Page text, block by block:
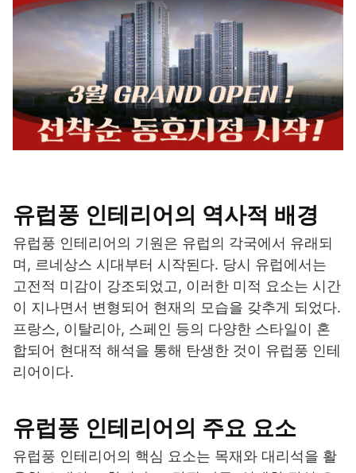
유럽풍 인테리어의 역사적 배경
유럽풍 인테리어의 기원은 유럽의 각국에서 유래되
며, 르네상스 시대부터 시작된다. 당시 유럽에서는
고전적 미감이 강조되었고, 이러한 미적 요소는 시간
이 지나면서 변형되어 현재의 모습을 갖추게 되었다.
프랑스, 이탈리아, 스페인 등의 다양한 스타일이 혼
합되어 현대적 해석을 통해 탄생한 것이 유럽풍 인테
리어이다.
유럽풍 인테리어의 주요 요소
유럽풍 인테리어의 핵심 요소는 목재와 대리석을 활